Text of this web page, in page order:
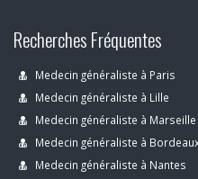
Recherches Fréquentes
Medecin généraliste à Paris
Medecin généraliste à Lille
Medecin généraliste à Marseille
Medecin généraliste à
Medecin généraliste à Nantes